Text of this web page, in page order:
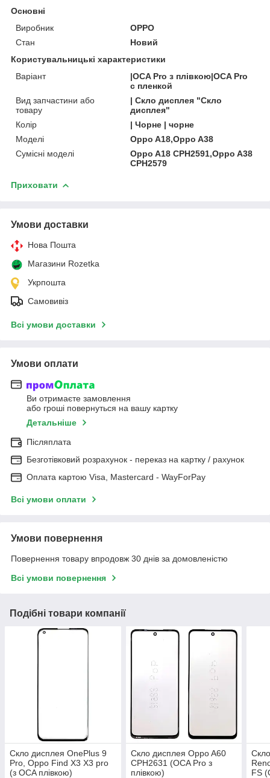
Основні
Виробник
OPPO
Стан
Новий
Користувальницькі характеристики
Варіант
|OCA Pro з плівкою|OCA Pro
с пленкой
Вид запчастини або
товару
| Скло дисплея "Скло
дисплея"
Колір
| Чорне | чорне
Моделі
Oppo A18,Oppo A38
Сумісні моделі
Oppo A18 CPH2591,Oppo A38
CPH2579
Приховати
Умови доставки
Нова Пошта
Магазини Rozetka
Укрпошта
Самовивіз
Всі умови доставки
Умови оплати
Ви отримаєте замовлення
або гроші повернуться на вашу картку
Детальніше
Післяплата
Безготівковий розрахунок - переказ на картку / рахунок
Оплата картою Visa, Mastercard - WayForPay
Всі умови оплати
Умови повернення
Повернення товару впродовж 30 днів за домовленістю
Всі умови повернення
Подібні товари компанії
Скло дисплея OnePlus 9
Pro, Oppo Find X3 X3 pro
(з OCA плівкою)
Скло дисплея Oppo A60
CPH2631 (OCA Pro з
плівкою)
FS